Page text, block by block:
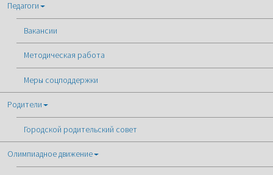
Педагоги
Вакансии
Методическая работа
Меры соцподдержки
Родители
Городской родительский совет
Олимпиадное движение